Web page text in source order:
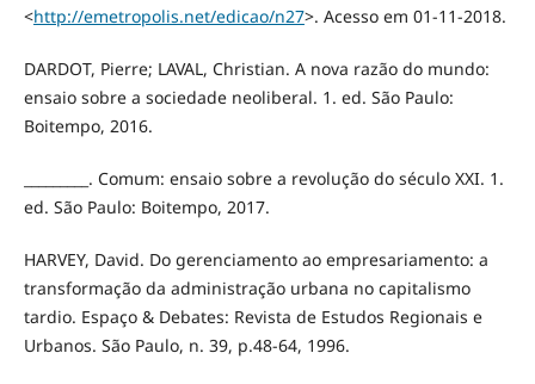
<http://emetropolis.net/edicao/n27>. Acesso em 01-11-2018.
DARDOT, Pierre; LAVAL, Christian. A nova razão do mundo:
ensaio sobre a sociedade neoliberal. 1. ed. São Paulo:
Boitempo, 2016.
_________. Comum: ensaio sobre a revolução do século XXI. 1.
ed. São Paulo: Boitempo, 2017.
HARVEY, David. Do gerenciamento ao empresariamento: a
transformação da administração urbana no capitalismo
tardio. Espaço & Debates: Revista de Estudos Regionais e
Urbanos. São Paulo, n. 39, p.48-64, 1996.